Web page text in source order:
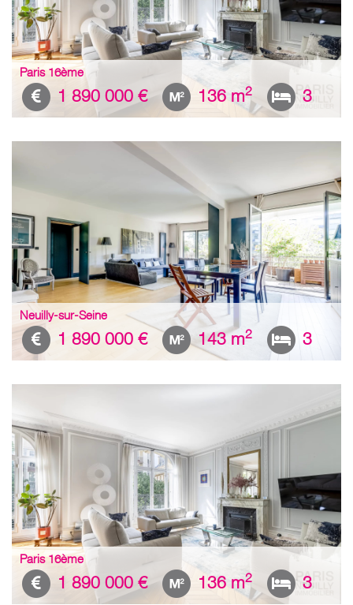
Paris 16ème
1 890 000 € 136 m2 3
Neuilly-sur-Seine
1 890 000 € 143 m2 3
Paris 16ème
1 890 000 € 136 m2 3